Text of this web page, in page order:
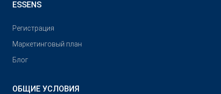
ESSENS
Pегистрация
Маркетинговый план
Блог
ОБЩИЕ УСЛОВИЯ